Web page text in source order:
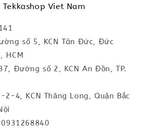
Tekkashop Viet Nam
số 5, KCN Tân Đức, Đức
HCM
Đường số 2, KCN An Đồn, TP.
2-4, KCN Thăng Long, Quận Bắc